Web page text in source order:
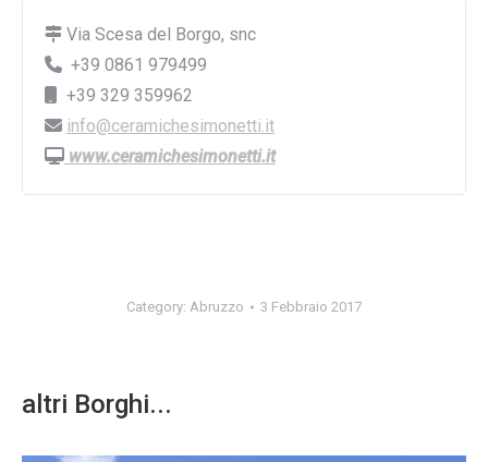
Via Scesa del Borgo, snc
+39 0861 979499
+39 329 359962
info@ceramichesimonetti.it
www.ceramichesimonetti.it
Category: Abruzzo 3 Febbraio 2017
altri Borghi...